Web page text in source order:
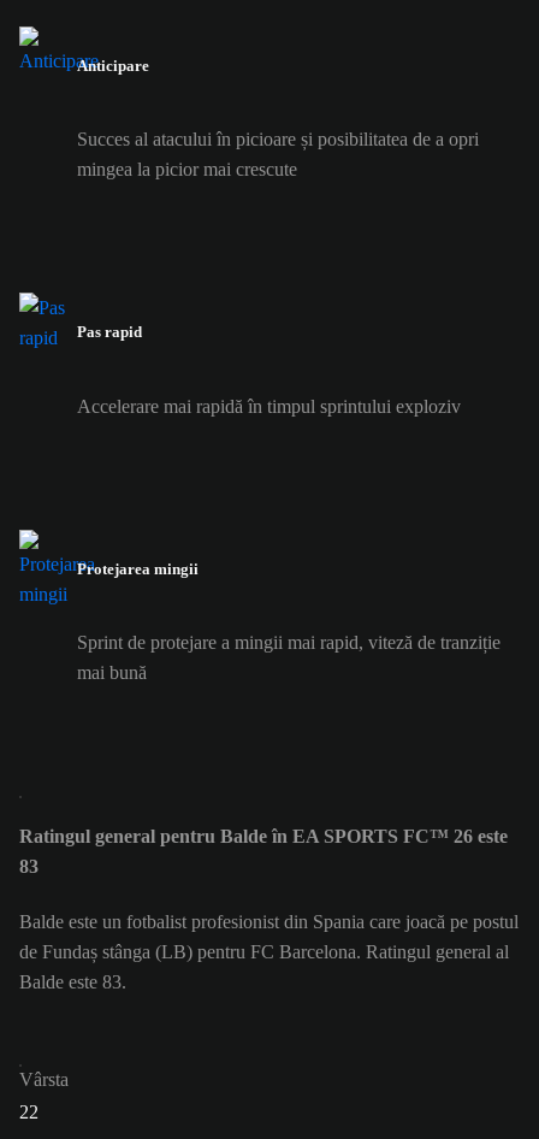
Anticipare
Succes al atacului în picioare și posibilitatea de a opri
mingea la picior mai crescute
Pas rapid
Accelerare mai rapidă în timpul sprintului exploziv
Protejarea mingii
Sprint de protejare a mingii mai rapid, viteză de tranziție
mai bună
Ratingul general pentru Balde în EA SPORTS FC™ 26 este
83
Balde este un fotbalist profesionist din Spania care joacă pe postul
de Fundaș stânga (LB) pentru FC Barcelona. Ratingul general al
Balde este 83.
Vârsta
22